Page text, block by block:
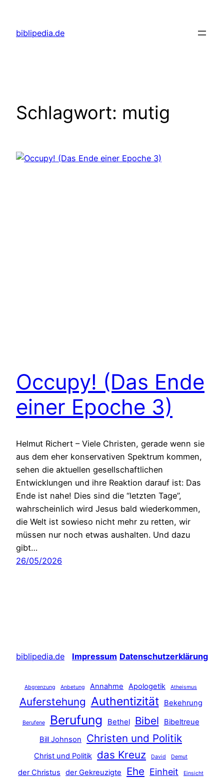
springen
biblipedia.de
Schlagwort: mutig
Occupy! (Das Ende
einer Epoche 3)
Helmut Richert – Viele Christen, gerade wenn sie
aus dem eher konservativen Spektrum kommen,
sehen die aktuellen gesellschaftlichen
Entwicklungen und ihre Reaktion darauf ist: Das
Ende ist nahe! Dies sind die “letzten Tage”,
wahrscheinlich wird Jesus bald wiederkommen,
die Welt ist sowieso nicht mehr zu retten, wir
müssen nur noch etwas aushalten. Und dazu
gibt…
26/05/2026
biblipedia.de Impressum Datenschutzerklärung
Abgrenzung Anbetung Annahme Apologetik Atheismus
Auferstehung Authentizität Bekehrung
Berufene Berufung Bethel Bibel
Bibeltreue
Bill Johnson
Christen und Politik
Christ und Politik das Kreuz David Demut
der Christus der Gekreuzigte Ehe Einheit Einsicht